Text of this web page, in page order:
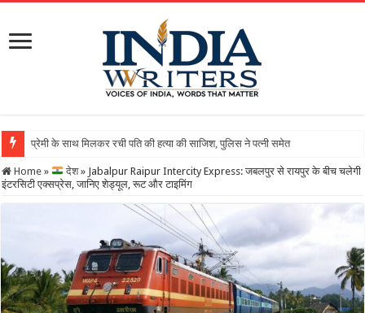
Home » देश » Jabalpur Raipur Intercity Express: जबलपुर से रायपुर के बीच चलेगी
इंटरसिटी एक्सप्रेस, जानिए शेड्यूल, रूट और टाइमिंग